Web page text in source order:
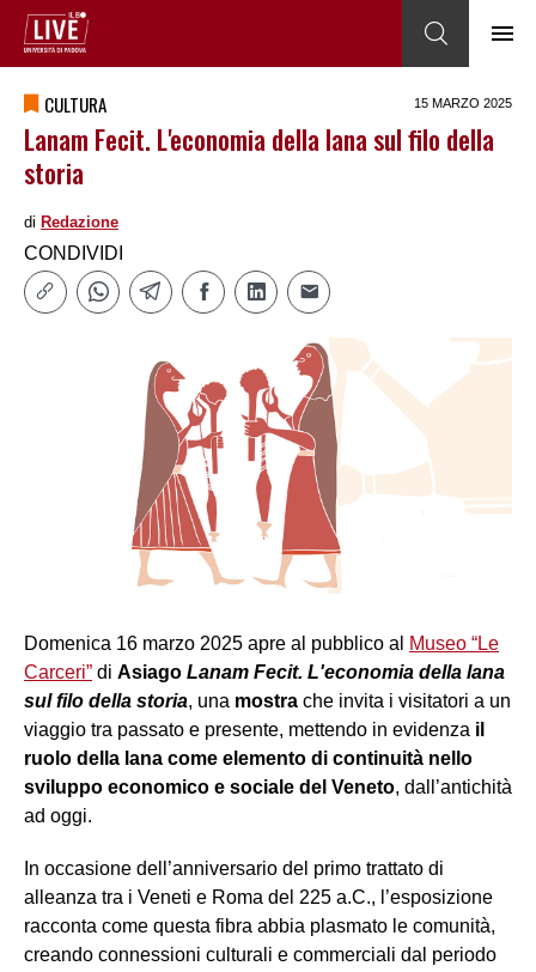
CULTURA 15 MARZO 2025
Lanam Fecit. L'economia della lana sul filo della
storia
di Redazione
CONDIVIDI
Domenica 16 marzo 2025 apre al pubblico al
Museo “Le
Carceri” di Asiago Lanam Fecit. L'economia della lana
sul filo della storia, una mostra che invita i visitatori a un
viaggio tra passato e presente, mettendo in evidenza il
ruolo della lana come elemento di continuità nello
sviluppo economico e sociale del Veneto, dall’antichità
ad oggi.
In occasione dell’anniversario del primo trattato di
alleanza tra i Veneti e Roma del 225 a.C., l’esposizione
racconta come questa fibra abbia plasmato le comunità,
creando connessioni culturali e commerciali dal periodo